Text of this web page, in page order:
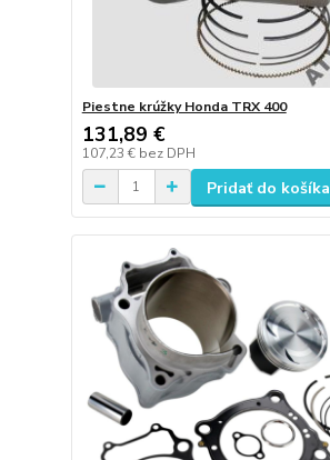
Piestne krúžky Honda TRX 400
131,89 €
107,23 € bez DPH
Pridať do košíka